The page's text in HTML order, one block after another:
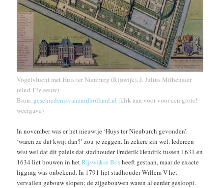
Vogelvlucht met Huis ter Nieuburg (Rijswijk), J. Julius Milheusser
(eind 17e eeuw)
Bron: geschiedenisvanzuidholland.nl (klik aan voor voor een grote!
weergave)
In november was er het nieuwtje ‘Huys ter Nieuburch gevonden’.
‘waren ze dat kwijt dan?’ zou je zeggen. In zekere zin wel. Iedereen
wist wel dat dit paleis dat stadhouder Frederik Hendrik tussen 1631 en
1634 liet bouwen in hetRijswijkse Bosheeft gestaan, maar de exacte
ligging was onbekend. In 1791 liet stadhouder Willem V het
vervallen gebouw slopen; de zijgebouwen waren al eerder gesloopt.